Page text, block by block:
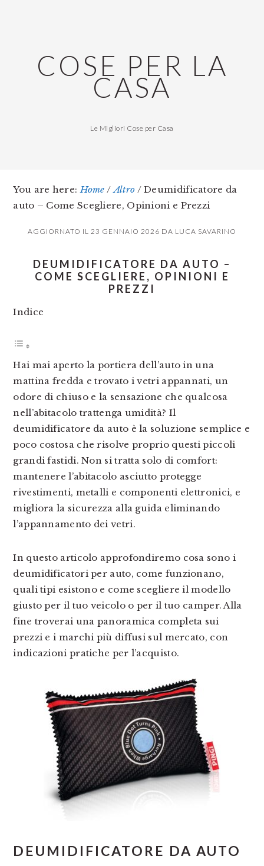
COSE PER LA
CASA
Le Migliori Cose per Casa
You are here:Home / Altro /Deumidificatore da
auto – Come Scegliere, Opinioni e Prezzi
AGGIORNATO IL 23 GENNAIO 2026 DA LUCA SAVARINO
DEUMIDIFICATORE DA AUTO –
COME SCEGLIERE, OPINIONI E
PREZZI
Indice
Hai mai aperto la portiera dell’auto in una
mattina fredda e trovato i vetri appannati, un
odore di chiuso e la sensazione che qualcosa
nell’abitacolo trattenga umidità? Il
deumidificatore da auto è la soluzione semplice e
poco costosa che risolve proprio questi piccoli
grandi fastidi. Non si tratta solo di comfort:
mantenere l’abitacolo asciutto protegge
rivestimenti, metalli e componenti elettronici, e
migliora la sicurezza alla guida eliminando
l’appannamento dei vetri.
In questo articolo approfondiremo cosa sono i
deumidificatori per auto, come funzionano,
quali tipi esistono e come scegliere il modello
giusto per il tuo veicolo o per il tuo camper. Alla
fine troverai una panoramica completa sui
prezzi e i marchi più diffusi sul mercato, con
indicazioni pratiche per l’acquisto.
DEUMIDIFICATORE DA AUTO